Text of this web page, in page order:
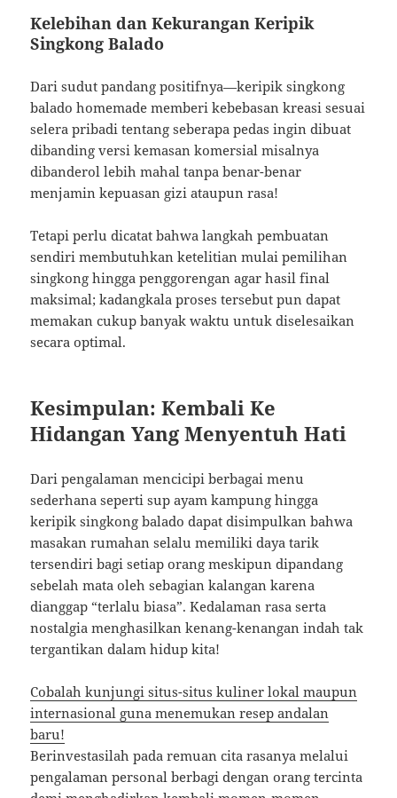
Kelebihan dan Kekurangan Keripik
Singkong Balado
Dari sudut pandang positifnya—keripik singkong
balado homemade memberi kebebasan kreasi sesuai
selera pribadi tentang seberapa pedas ingin dibuat
dibanding versi kemasan komersial misalnya
dibanderol lebih mahal tanpa benar-benar
menjamin kepuasan gizi ataupun rasa!
Tetapi perlu dicatat bahwa langkah pembuatan
sendiri membutuhkan ketelitian mulai pemilihan
singkong hingga penggorengan agar hasil final
maksimal; kadangkala proses tersebut pun dapat
memakan cukup banyak waktu untuk diselesaikan
secara optimal.
Kesimpulan: Kembali Ke
Hidangan Yang Menyentuh Hati
Dari pengalaman mencicipi berbagai menu
sederhana seperti sup ayam kampung hingga
keripik singkong balado dapat disimpulkan bahwa
masakan rumahan selalu memiliki daya tarik
tersendiri bagi setiap orang meskipun dipandang
sebelah mata oleh sebagian kalangan karena
dianggap “terlalu biasa”. Kedalaman rasa serta
nostalgia menghasilkan kenang-kenangan indah tak
tergantikan dalam hidup kita!
Cobalah kunjungi situs-situs kuliner lokal maupun
internasional guna menemukan resep andalan
baru!
Berinvestasilah pada remuan cita rasanya melalui
pengalaman personal berbagi dengan orang tercinta